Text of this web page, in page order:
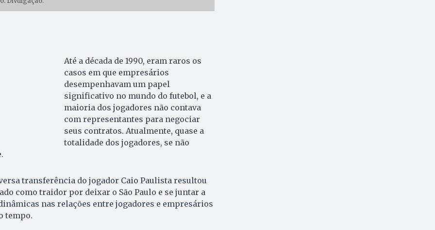
Até a década de 1990, eram raros os
casos em que empresários
desempenhavam um papel
significativo no mundo do futebol, e a
maioria dos jogadores não contava
com representantes para negociar
seus contratos. Atualmente, quase a
totalidade dos jogadores, se não
transferência do jogador Caio Paulista resultou
como traidor por deixar o São Paulo e se juntar a
nas relações entre jogadores e empresários
tempo.